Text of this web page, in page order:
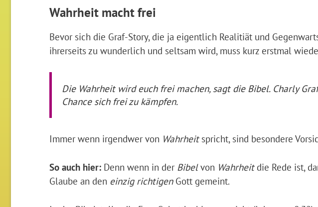
Wahrheit macht frei
Bevor sich die Graf-Story, die ja eigentlich Realitiät und
ihrerseits zu wunderlich und seltsam wird, muss kurz erstmal
Die Wahrheit wird euch frei machen, sagt die Bibel. Charly
Chance sich frei zu kämpfen.
Immer wenn irgendwer von Wahrheit spricht, sind besondere
So auch hier:Denn wenn in der Bibelvon Wahrheit die Rede ist,
Glaube an den einzig richtigen Gott gemeint.